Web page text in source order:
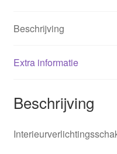
Beschrijving
Extra informatie
Beschrijving